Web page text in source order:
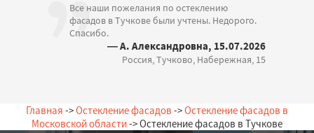
Все наши пожелания по остеклению
фасадов в Тучкове были учтены. Недорого.
Спасибо.
— А. Александровна, 15.07.2026
Россия, Тучково, Набережная, 15
Главная ->Остекление фасадов ->Остекление фасадов в
Московской области-> Остекление фасадов в Тучкове